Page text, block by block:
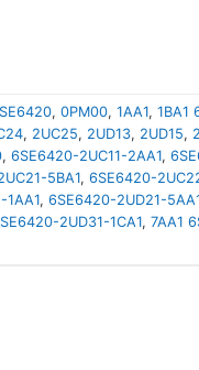
, 0PM00, 1AA1, 1BA1
, 2UC25, 2UD13, 2UD15,
, 6SE6420-2UC11-2AA1,
5BA1, 6SE6420-
1AA1, 6SE6420-2UD21-
2UD31-1CA1, 7AA1